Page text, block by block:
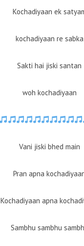
Kochadiyaan ek
kochadiyaan re sabka
Sakti hai jiski santan
woh kochadiyaan
Vani jiski bhed main
Pran apna
Kochadiyaan apna
Sambhu sambhu